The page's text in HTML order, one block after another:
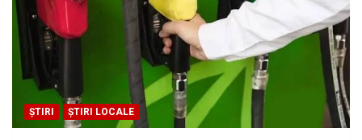
ȘTIRI ȘTIRI LOCALE